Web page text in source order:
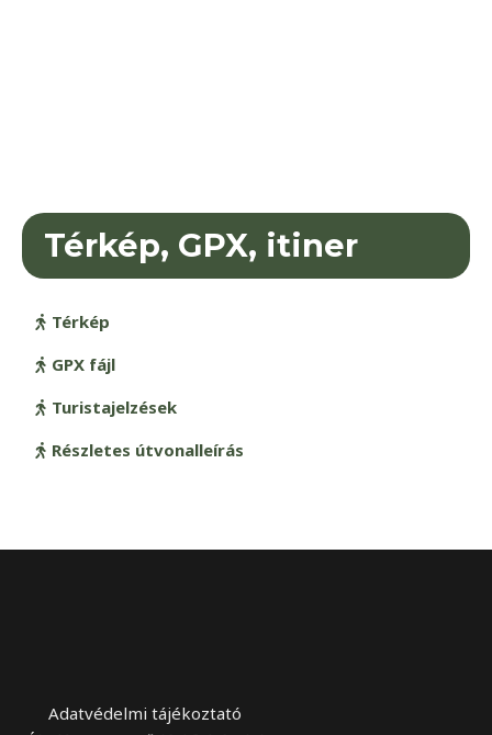
Térkép, GPX, itiner
Térkép
GPX fájl
Turistajelzések
Részletes útvonalleírás
Adatvédelmi tájékoztató